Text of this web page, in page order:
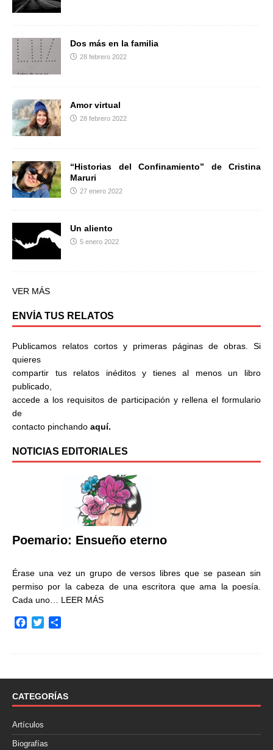
Dos más en la familia
28 febrero 2022
Amor virtual
28 febrero 2022
“Historias del Confinamiento” de Cristina
Maruri
27 enero 2022
Un aliento
5 enero 2022
VER MÁS
ENVÍA TUS RELATOS
Publicamos relatos cortos y primeras páginas de obras. Si
quieres
compartir tus relatos inéditos y tienes al menos un libro
publicado,
accede a los requisitos de participación y rellena el formulario
de
contacto pinchando aquí.
NOTICIAS EDITORIALES
Poemario: Ensueño eterno
Érase una vez un grupo de versos libres que se pasean sin
permiso por la cabeza de una escritora que ama la poesía.
Cada uno… LEER MÁS
o
k
r
t
i
CATEGORÍAS
Artículos
Biografías